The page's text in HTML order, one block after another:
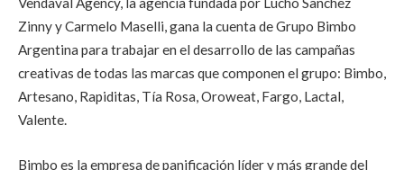
Zinny y Carmelo Maselli, gana la cuenta de Grupo Bimbo
Argentina para trabajar en el desarrollo de las campañas
creativas de todas las marcas que componen el grupo: Bimbo,
Artesano, Rapiditas, Tía Rosa, Oroweat, Fargo, Lactal,
Valente.
Bimbo es la empresa de panificación líder y más grande del